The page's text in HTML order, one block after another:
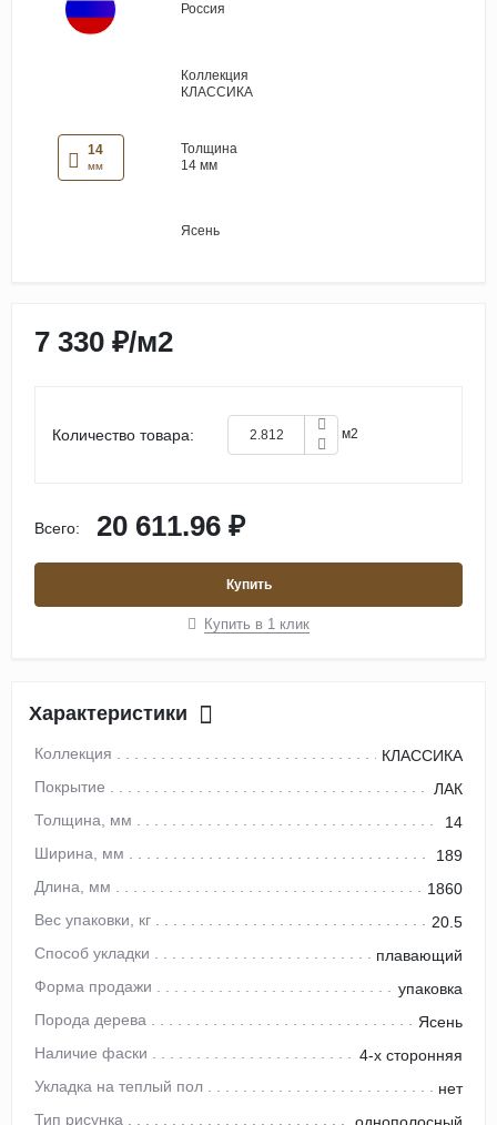
Россия
Коллекция
КЛАССИКА
14
мм
Толщина
14 мм
Ясень
7 330 ₽/м2
Количество товара: м2
Всего: 20 611.96 ₽
Купить
Купить в 1 клик
Характеристики
Коллекция
КЛАССИКА
Покрытие
ЛАК
Толщина, мм
14
Ширина, мм
189
Длина, мм
1860
Вес упаковки, кг
20.5
Способ укладки
плавающий
Форма продажи
упаковка
Порода дерева
Ясень
Наличие фаски
4-х сторонняя
Укладка на теплый пол
нет
Тип рисунка